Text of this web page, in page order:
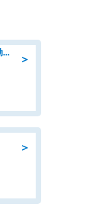
＞
経理/病院での経理事務のお仕事/即日勤務可/車通勤可/経理/一般事務
＞